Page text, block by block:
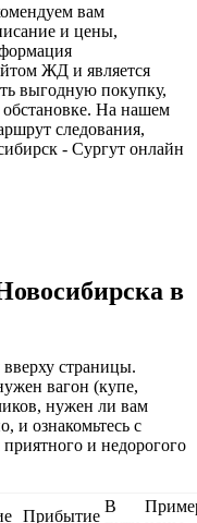
вам
и цены,
ЖД и является
выгодную покупку,
На нашем
следования,
- Сургут онлайн
в
страницы.
вагон (купе,
нужен ли вам
и ознакомьтесь с
и недорогого
Прибытие
В